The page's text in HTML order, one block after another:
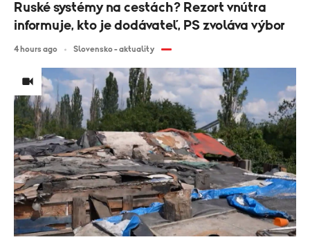
Ruské systémy na cestách? Rezort vnútra
informuje, kto je dodávateľ, PS zvoláva výbor
4 hours ago Slovensko - aktuality